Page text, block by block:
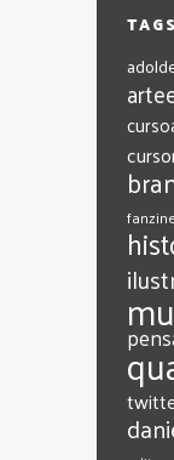
TAGS
fanzine